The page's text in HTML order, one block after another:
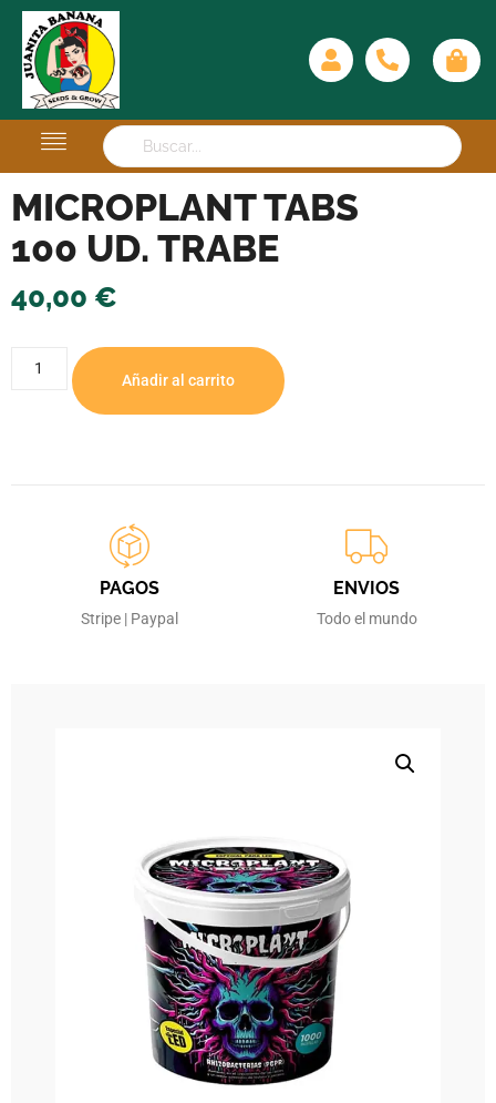
MICROPLANT TABS
100 UD. TRABE
40,00 €
Añadir al carrito
PAGOS
Stripe | Paypal
ENVIOS
Todo el mundo